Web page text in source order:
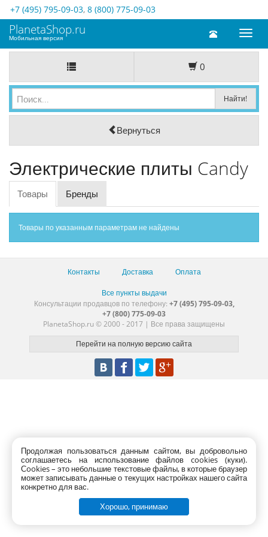
+7 (495) 795-09-03, 8 (800) 775-09-03
Toggle
PlanetaShop.ru
Мобильная версия
0
Вернуться
Электрические плиты Candy
Товары Бренды
Товары по указанным параметрам не найдены
Контакты Доставка Оплата
Все пункты выдачи
Консультации продавцов по телефону: +7 (495) 795-09-03,
+7 (800) 775-09-03
PlanetaShop.ru © 2000 - 2017 | Все права защищены
Продолжая пользоваться данным сайтом, вы добровольно
соглашаетесь на использование файлов cookies (куки).
Сookies – это небольшие текстовые файлы, в которые браузер
может записывать данные о текущих настройках нашего сайта
конкретно для вас.
Хорошо, принимаю